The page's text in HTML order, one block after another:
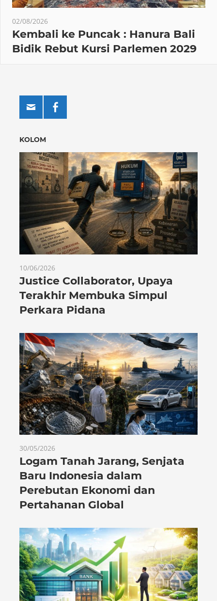
02/08/2026
Kembali ke Puncak : Hanura Bali
Bidik Rebut Kursi Parlemen 2029
KOLOM
10/06/2026
Justice Collaborator, Upaya
Terakhir Membuka Simpul
Perkara Pidana
30/05/2026
Logam Tanah Jarang, Senjata
Baru Indonesia dalam
Perebutan Ekonomi dan
Pertahanan Global